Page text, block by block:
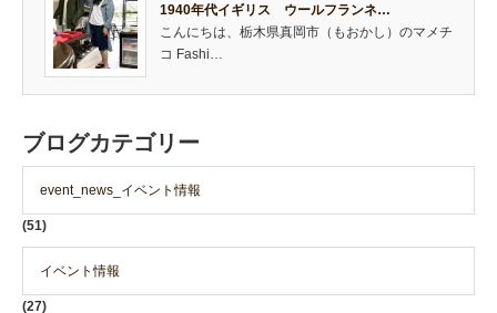
1940年代イギリス ウールフランネ…
こんにちは、栃木県真岡市（もおかし）のマメチ
コ Fashi…
ブログカテゴリー
event_news_イベント情報
(51)
イベント情報
(27)